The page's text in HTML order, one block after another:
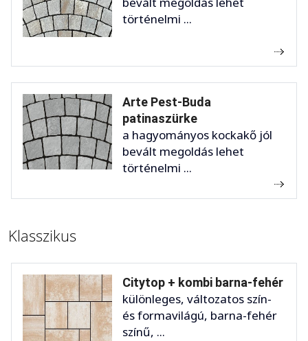
történelmi ...
Arte Pest-Buda
patinaszürke
a hagyományos kockakő jól
bevált megoldás lehet
történelmi ...
Klasszikus
Citytop + kombi barna-fehér
különleges, változatos szín-
és formavilágú, barna-fehér
színű, ...